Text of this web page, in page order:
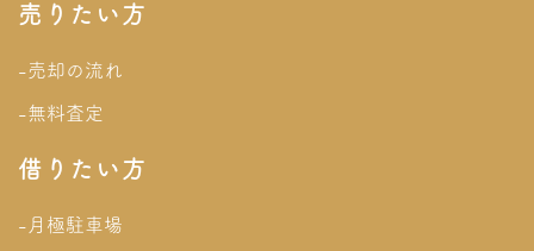
売りたい方
-売却の流れ
-無料査定
借りたい方
-月極駐車場